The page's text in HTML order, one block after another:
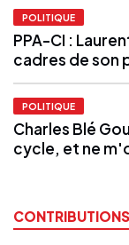
POLITIQUE
PPA-CI :
cadres de son
POLITIQUE
Charles Blé
cycle, et ne
CONTRIBUTIONS